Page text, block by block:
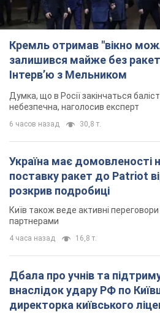
Кремль отримав "вікно
залишився майже без
Інтерв’ю з Мельником
Думка, що в Росії закінчаться
небезпечна, наголосив експерт
6 часов назад 30,8 т.
Україна має домовленості
поставку ракет до Patriot
розкрив подробиці
Київ також веде активні
партнерами
4 часа назад 16,8 т.
Дбала про учнів та
внаслідок удару РФ по
директорка київського